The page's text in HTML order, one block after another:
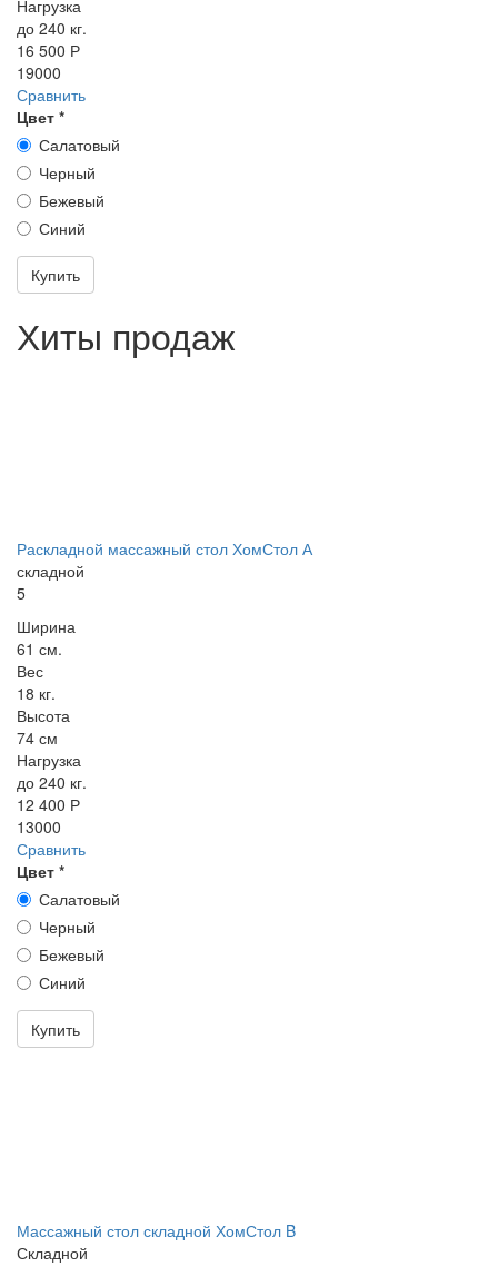
Нагрузка
до 240 кг.
16 500 Р
19000
Сравнить
Цвет *
Салатовый
Черный
Бежевый
Синий
Купить
Хиты продаж
Раскладной массажный стол ХомСтол А
складной
5
Ширина
61 см.
Вес
18 кг.
Высота
74 см
Нагрузка
до 240 кг.
12 400 Р
13000
Сравнить
Цвет *
Салатовый
Черный
Бежевый
Синий
Купить
Массажный стол складной ХомСтол B
Складной